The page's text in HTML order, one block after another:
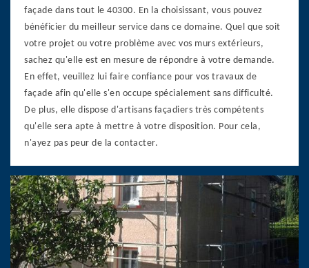
façade dans tout le 40300. En la choisissant, vous pouvez
bénéficier du meilleur service dans ce domaine. Quel que soit
votre projet ou votre problème avec vos murs extérieurs,
sachez qu'elle est en mesure de répondre à votre demande.
En effet, veuillez lui faire confiance pour vos travaux de
façade afin qu'elle s'en occupe spécialement sans difficulté.
De plus, elle dispose d'artisans façadiers très compétents
qu'elle sera apte à mettre à votre disposition. Pour cela,
n'ayez pas peur de la contacter.